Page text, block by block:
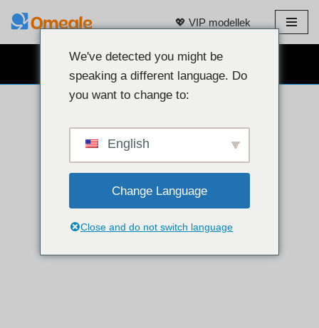
💖 VIP modellek
INGYENES WEBKAMERÁS CHAT 👉
We've detected you might be
speaking a different language. Do
you want to change to:
English
Change Language
Close and do not switch language